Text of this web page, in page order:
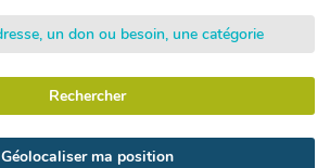
Rechercher
Géolocaliser ma position